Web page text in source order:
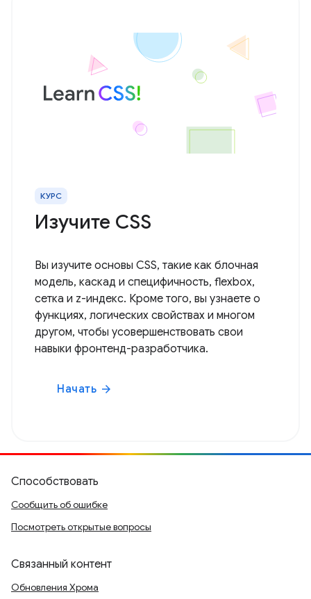
КУРС
Изучите CSS
Вы изучите основы CSS, такие как блочная
модель, каскад и специфичность, flexbox,
сетка и z-индекс. Кроме того, вы узнаете о
функциях, логических свойствах и многом
другом, чтобы усовершенствовать свои
навыки фронтенд-разработчика.
Начать arrow_forward
Способствовать
Сообщить об ошибке
Посмотреть открытые вопросы
Связанный контент
Обновления Хрома